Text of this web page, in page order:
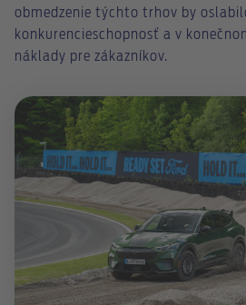
obmedzenie týchto trhov by
konkurencieschopnosť a v
náklady pre zákazníkov.